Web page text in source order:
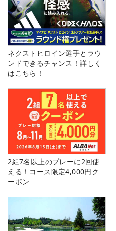
ネクストヒロイン選手とラウ
ンドできるチャンス！詳しく
はこちら！
2組7名以上のプレーに2回使
える！コース限定4,000円ク
ーポン